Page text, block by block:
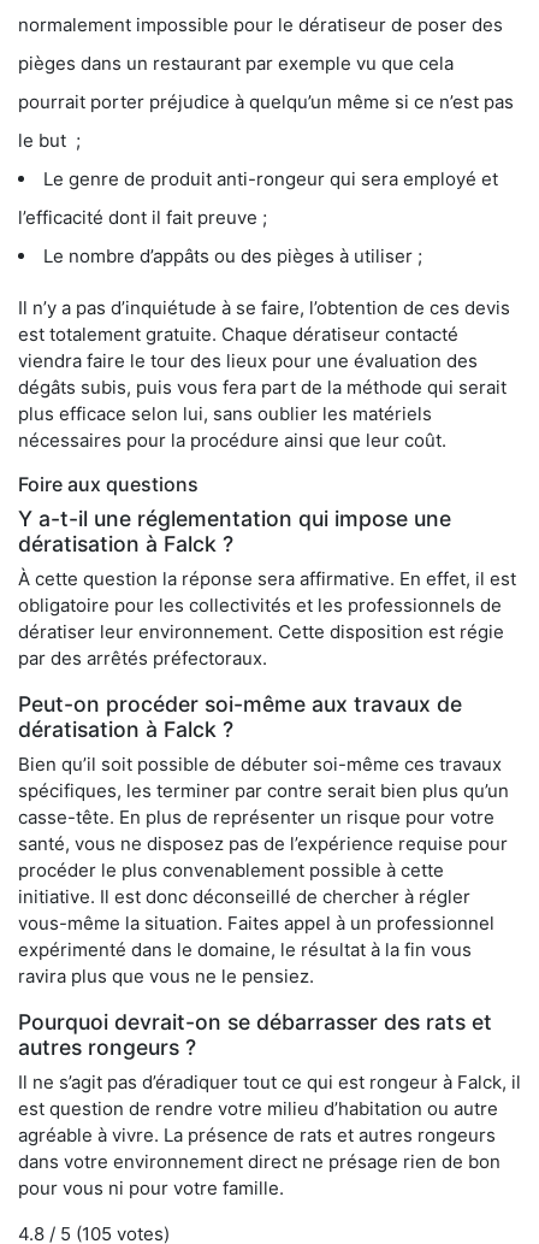
normalement impossible pour le dératiseur de poser des
pièges dans un restaurant par exemple vu que cela
pourrait porter préjudice à quelqu’un même si ce n’est pas
le but ;
Le genre de produit anti-rongeur qui sera employé et
l’efficacité dont il fait preuve ;
Le nombre d’appâts ou des pièges à utiliser ;
Il n’y a pas d’inquiétude à se faire, l’obtention de ces devis
est totalement gratuite. Chaque dératiseur contacté
viendra faire le tour des lieux pour une évaluation des
dégâts subis, puis vous fera part de la méthode qui serait
plus efficace selon lui, sans oublier les matériels
nécessaires pour la procédure ainsi que leur coût.
Foire aux questions
Y a-t-il une réglementation qui impose une
dératisation à Falck ?
À cette question la réponse sera affirmative. En effet, il est
obligatoire pour les collectivités et les professionnels de
dératiser leur environnement. Cette disposition est régie
par des arrêtés préfectoraux.
Peut-on procéder soi-même aux travaux de
dératisation à Falck ?
Bien qu’il soit possible de débuter soi-même ces travaux
spécifiques, les terminer par contre serait bien plus qu’un
casse-tête. En plus de représenter un risque pour votre
santé, vous ne disposez pas de l’expérience requise pour
procéder le plus convenablement possible à cette
initiative. Il est donc déconseillé de chercher à régler
vous-même la situation. Faites appel à un professionnel
expérimenté dans le domaine, le résultat à la fin vous
ravira plus que vous ne le pensiez.
Pourquoi devrait-on se débarrasser des rats et
autres rongeurs ?
Il ne s’agit pas d’éradiquer tout ce qui est rongeur à Falck, il
est question de rendre votre milieu d’habitation ou autre
agréable à vivre. La présence de rats et autres rongeurs
dans votre environnement direct ne présage rien de bon
pour vous ni pour votre famille.
4.8 / 5 (105 votes)